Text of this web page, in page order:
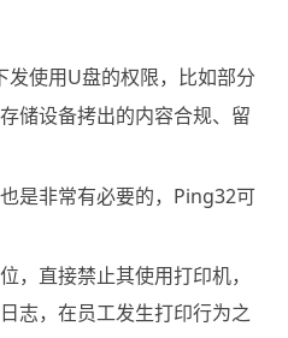
使用U盘的权限，比如部分
储设备拷出的内容合规、留
是非常有必要的，Ping32可
，直接禁止其使用打印机，
志，在员工发生打印行为之